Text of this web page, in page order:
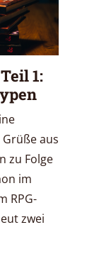
1:
aus
zu Folge
im
RPG-
zwei